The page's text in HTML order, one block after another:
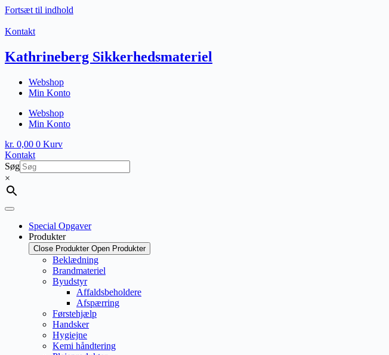
Fortsæt til indhold
Kontakt
Kathrineberg Sikkerhedsmateriel
Webshop
Min Konto
Webshop
Min Konto
kr. 0,00 0 Kurv
Kontakt
Søg
×
Special Opgaver
Produkter
Close Produkter Open Produkter
Beklædning
Brandmateriel
Byudstyr
Affaldsbeholdere
Afspærring
Førstehjælp
Handsker
Hygiejne
Kemi håndtering